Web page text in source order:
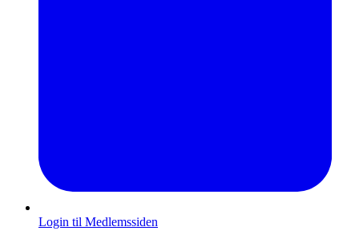
Login til Medlemssiden